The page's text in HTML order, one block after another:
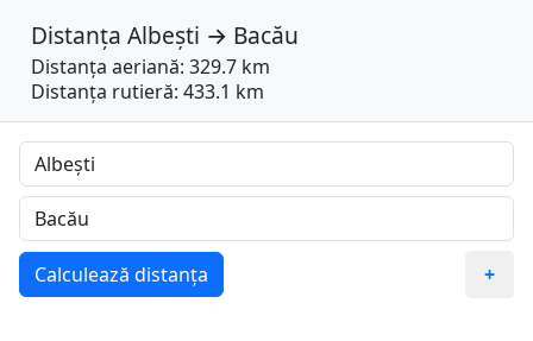
Distanța Albești → Bacău
Distanța aeriană: 329.7 km
Distanța rutieră: 433.1 km
Calculează distanța +